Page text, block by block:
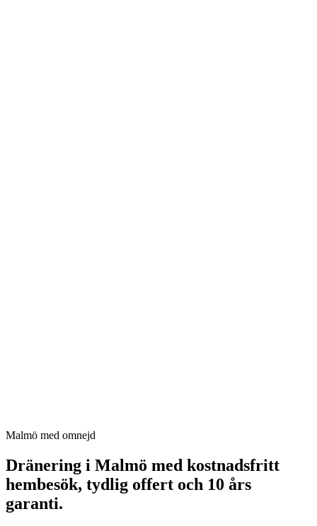
Malmö med omnejd
Dränering i Malmö med kostnadsfritt
hembesök, tydlig offert och 10 års
garanti.